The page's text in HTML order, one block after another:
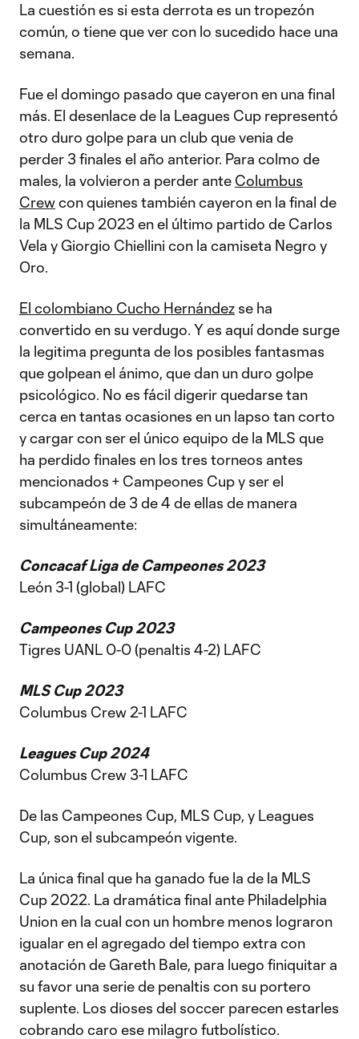
La cuestión es si esta derrota es un tropezón
común, o tiene que ver con lo sucedido hace una
semana.
Fue el domingo pasado que cayeron en una final
más. El desenlace de la Leagues Cup representó
otro duro golpe para un club que venia de
perder 3 finales el año anterior. Para colmo de
males, la volvieron a perder ante Columbus
Crewcon quienes también cayeron en la final de
la MLS Cup 2023 en el último partido de Carlos
Vela y Giorgio Chiellini con la camiseta Negro y
Oro.
El colombiano Cucho Hernández se ha
convertido en su verdugo. Y es aquí donde surge
la legitima pregunta de los posibles fantasmas
que golpean el ánimo, que dan un duro golpe
psicológico. No es fácil digerir quedarse tan
cerca en tantas ocasiones en un lapso tan corto
y cargar con ser el único equipo de la MLS que
ha perdido finales en los tres torneos antes
mencionados + Campeones Cup y ser el
subcampeón de 3 de 4 de ellas de manera
simultáneamente:
Concacaf Liga de Campeones 2023
León 3-1 (global) LAFC
Campeones Cup 2023
Tigres UANL 0-0 (penaltis 4-2) LAFC
MLS Cup 2023
Columbus Crew 2-1 LAFC
Leagues Cup 2024
Columbus Crew 3-1 LAFC
De las Campeones Cup, MLS Cup, y Leagues
Cup, son el subcampeón vigente.
La única final que ha ganado fue la de la MLS
Cup 2022. La dramática final ante Philadelphia
Union en la cual con un hombre menos lograron
igualar en el agregado del tiempo extra con
anotación de Gareth Bale, para luego finiquitar a
su favor una serie de penaltis con su portero
suplente. Los dioses del soccer parecen estarles
cobrando caro ese milagro futbolístico.